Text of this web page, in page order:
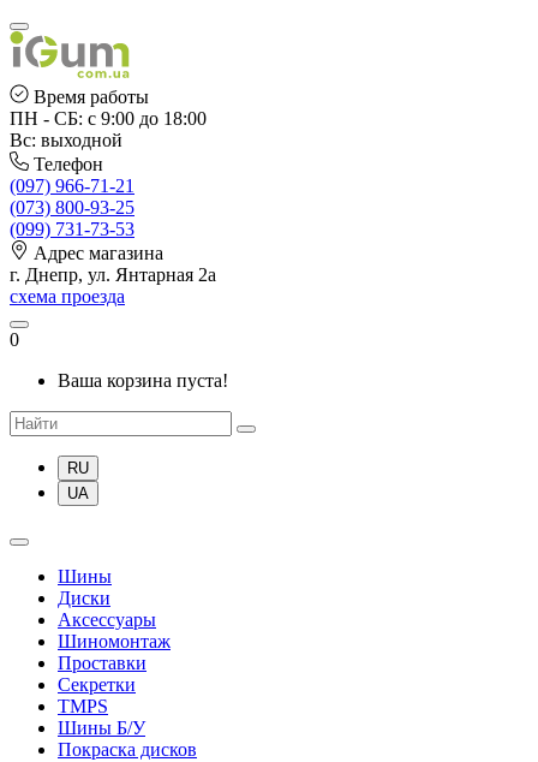
Время работы
ПН - СБ: с 9:00 до 18:00
Вс: выходной
Телефон
(097) 966-71-21
(073) 800-93-25
(099) 731-73-53
Адрес магазина
г. Днепр, ул. Янтарная 2а
схема проезда
0
Ваша корзина пуста!
RU
UA
Шины
Диски
Аксессуары
Шиномонтаж
Проставки
Секретки
TMPS
Шины Б/У
Покраска дисков